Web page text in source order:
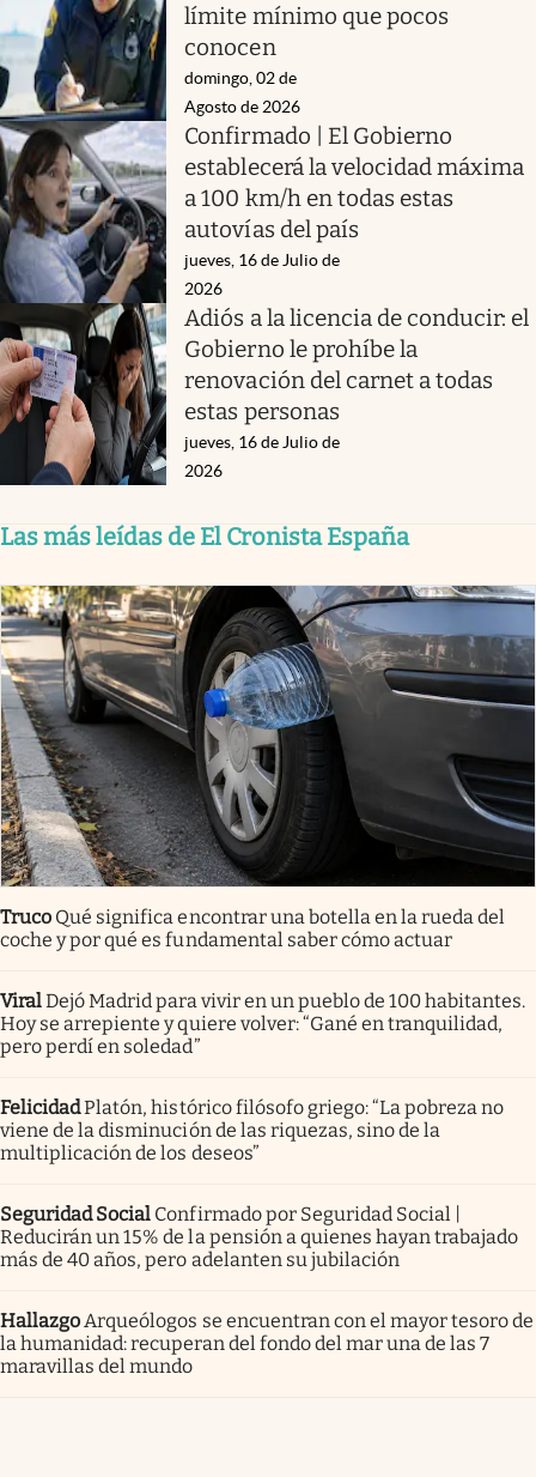
límite mínimo que pocos
conocen
domingo, 02 de
Agosto de 2026
Confirmado | El Gobierno
establecerá la velocidad máxima
a 100 km/h en todas estas
autovías del país
jueves, 16 de Julio de
2026
Adiós a la licencia de conducir: el
Gobierno le prohíbe la
renovación del carnet a todas
estas personas
jueves, 16 de Julio de
2026
Las más leídas de El Cronista España
Truco Qué significa encontrar una botella en la rueda del
coche y por qué es fundamental saber cómo actuar
ViralDejó Madrid para vivir en un pueblo de 100 habitantes.
Hoy se arrepiente y quiere volver: “Gané en tranquilidad,
pero perdí en soledad”
FelicidadPlatón, histórico filósofo griego: “La pobreza no
viene de la disminución de las riquezas, sino de la
multiplicación de los deseos”
Seguridad Social Confirmado por Seguridad Social |
Reducirán un 15% de la pensión a quienes hayan trabajado
más de 40 años, pero adelanten su jubilación
Hallazgo Arqueólogos se encuentran con el mayor tesoro de
la humanidad: recuperan del fondo del mar una de las 7
maravillas del mundo